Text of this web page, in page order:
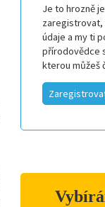
Je to hrozně
zaregistrovat,
údaje a my ti
přírodovědce
kterou můžeš